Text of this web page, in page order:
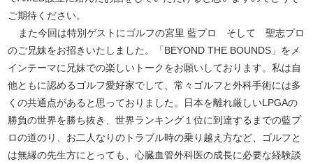
ご期待ください。
また今回は特別ゲストにゴルフの宮里 藍プロ そして 聖志プロ
のご兄妹をお招きいたしました。「BEYOND THE BOUNDS」をメ
インテーマに兄妹での楽しいトークをお願いしております。私は自
他ともに認めるゴルフ愛好家でして、常々ゴルフと外科手術には多
くの共通点があると思っておりました。日本を離れ厳しいLPGAの
勝負の世界を勝ち抜き、世界ランキング１位に到達するまでの藍プ
ロの道のり、お二人なりのトラブル時の乗り越え方など、ゴルフと
は無縁の先生方にとっても、心臓血管外科医の成長に必要な経験談